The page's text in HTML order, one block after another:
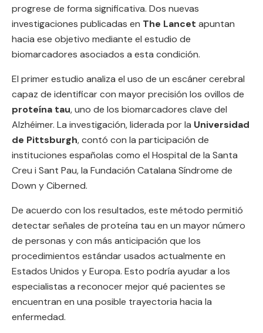
progrese de forma significativa. Dos nuevas
investigaciones publicadas en The Lancet apuntan
hacia ese objetivo mediante el estudio de
biomarcadores asociados a esta condición.
El primer estudio analiza el uso de un escáner cerebral
capaz de identificar con mayor precisión los ovillos de
proteína tau, uno de los biomarcadores clave del
Alzhéimer. La investigación, liderada por la Universidad
de Pittsburgh, contó con la participación de
instituciones españolas como el Hospital de la Santa
Creu i Sant Pau, la Fundación Catalana Síndrome de
Down y Ciberned.
De acuerdo con los resultados, este método permitió
detectar señales de proteína tau en un mayor número
de personas y con más anticipación que los
procedimientos estándar usados actualmente en
Estados Unidos y Europa. Esto podría ayudar a los
especialistas a reconocer mejor qué pacientes se
encuentran en una posible trayectoria hacia la
enfermedad.